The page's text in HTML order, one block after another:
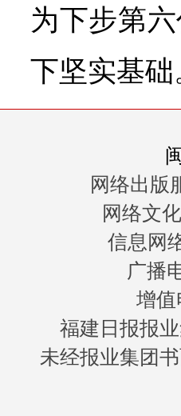
为下步第
下坚实基础
网络出版
网络文
信息网
广播
增值
福建日报报
未经报业集团